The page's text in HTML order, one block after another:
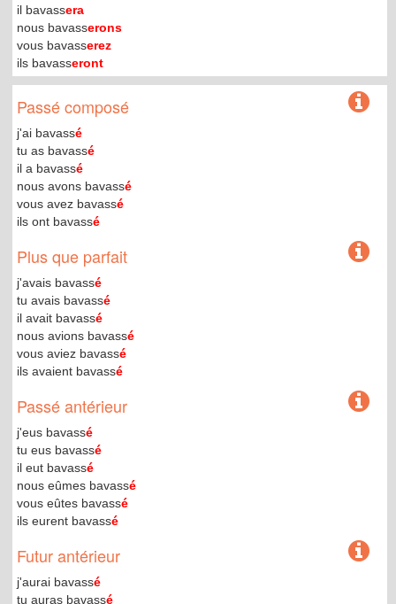
il bavassera
nous bavasserons
vous bavasserez
ils bavasseront
Passé composé
j'ai bavassé
tu as bavassé
il a bavassé
nous avons bavassé
vous avez bavassé
ils ont bavassé
Plus que parfait
j'avais bavassé
tu avais bavassé
il avait bavassé
nous avions bavassé
vous aviez bavassé
ils avaient bavassé
Passé antérieur
j'eus bavassé
tu eus bavassé
il eut bavassé
nous eûmes bavassé
vous eûtes bavassé
ils eurent bavassé
Futur antérieur
j'aurai bavassé
tu auras bavassé